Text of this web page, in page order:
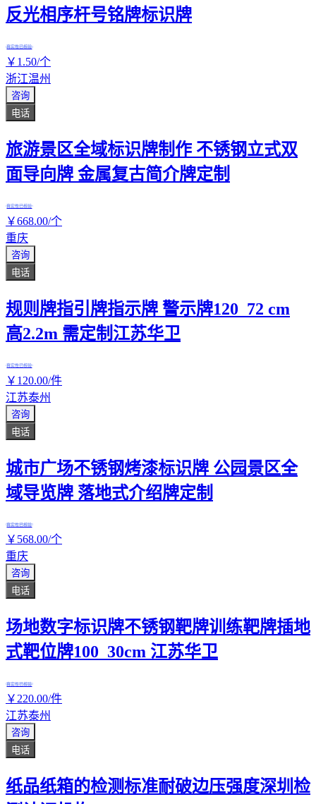
反光相序杆号铭牌标识牌
真实性已核验
￥ 1 .50/个
浙江温州
咨询
电话
旅游景区全域标识牌制作 不锈钢立式双
面导向牌 金属复古简介牌定制
真实性已核验
￥668.00/个
重庆
咨询
电话
规则牌指引牌指示牌 警示牌120_72 cm
高2.2m 需定制江苏华卫
真实性已核验
￥ 120.00/件
江苏泰州
咨询
电话
城市广场不锈钢烤漆标识牌 公园景区全
域导览牌 落地式介绍牌定制
真实性已核验
￥ 568.00/个
重庆
咨询
电话
场地数字标识牌不锈钢靶牌训练靶牌插地
式靶位牌100_30cm 江苏华卫
真实性已核验
￥ 220.00/件
江苏泰州
咨询
电话
纸品纸箱的检测标准耐破边压强度深圳检